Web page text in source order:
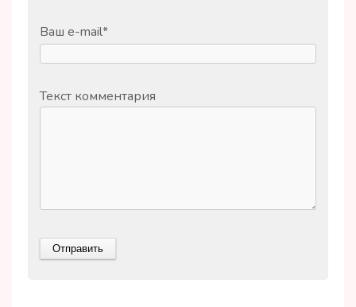
Ваш e-mail*
Текст комментария